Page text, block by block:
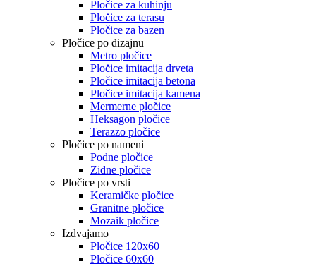
Pločice za kuhinju
Pločice za terasu
Pločice za bazen
Pločice po dizajnu
Metro pločice
Pločice imitacija drveta
Pločice imitacija betona
Pločice imitacija kamena
Mermerne pločice
Heksagon pločice
Terazzo pločice
Pločice po nameni
Podne pločice
Zidne pločice
Pločice po vrsti
Keramičke pločice
Granitne pločice
Mozaik pločice
Izdvajamo
Pločice 120x60
Pločice 60x60